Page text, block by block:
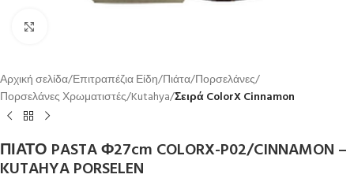
Αρχική σελίδα Επιτραπέζια Είδη Πιάτα Πορσελάνες
Πορσελάνες Χρωματιστές Kutahya Σειρά ColorX Cinnamon
ΠΙΑΤΟ PASTA Φ27cm COLORX-P02/CINNAMON –
KUTAHYA PORSELEN